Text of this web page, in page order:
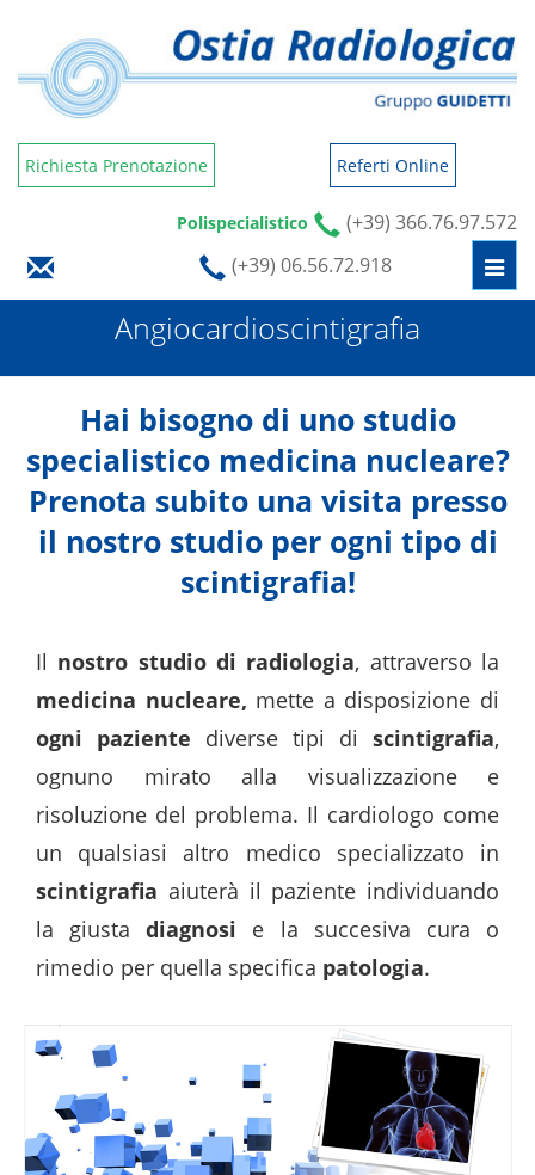
Richiesta Prenotazione Referti Online
Polispecialistico
(+39) 366.76.97.572
(+39) 06.56.72.918
Angiocardioscintigrafia
Hai bisogno di uno studio
specialistico medicina nucleare?
Prenota subito una visita presso
il nostro studio per ogni tipo di
scintigrafia!
Il nostro studio di radiologia, attraverso la
medicina nucleare, mette a disposizione di
ogni paziente diverse tipi di scintigrafia,
ognuno mirato alla visualizzazione e
risoluzione del problema. Il cardiologo come
un qualsiasi altro medico specializzato in
scintigrafia aiuterà il paziente individuando
la giustadiagnosi e la succesiva cura o
rimedio per quella specifica patologia.